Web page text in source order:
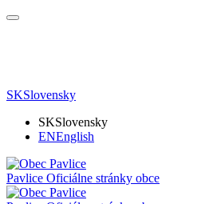
SKSlovensky
SKSlovensky
ENEnglish
Pavlice Oficiálne stránky obce